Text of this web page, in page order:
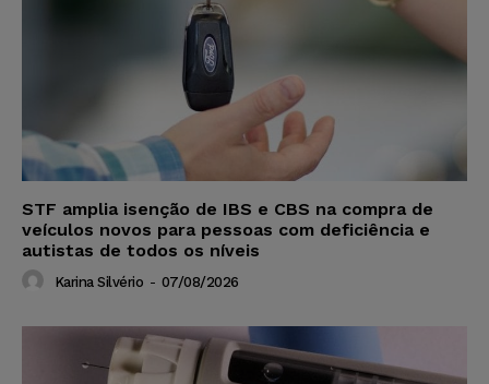
STF amplia isenção de IBS e CBS na compra de
veículos novos para pessoas com deficiência e
autistas de todos os níveis
Karina Silvério - 07/08/2026